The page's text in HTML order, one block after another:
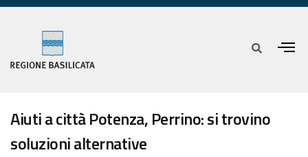
Aiuti a città Potenza, Perrino: si trovino
soluzioni alternative